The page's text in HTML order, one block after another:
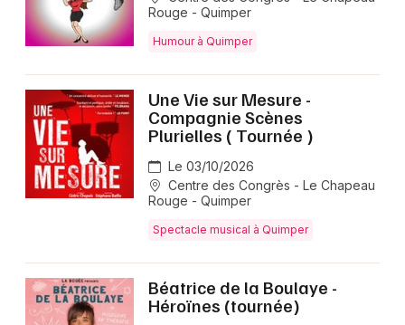
Rouge - Quimper
Humour à Quimper
Une Vie sur Mesure -
Compagnie Scènes
Plurielles ( Tournée )
Le 03/10/2026
Centre des Congrès - Le Chapeau
Rouge - Quimper
Spectacle musical à Quimper
Béatrice de la Boulaye -
Héroïnes (tournée)